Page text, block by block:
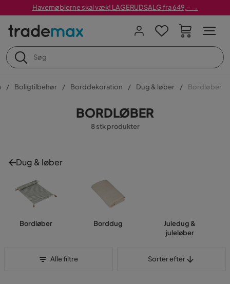
Havemøblerne skal væk! LAGERUDSALG fra 649,- →
Boligtilbehør Borddekoration Dug & løber Bordløber
BORDLØBER
8 stk produkter
Dug & løber
Bordløber Borddug
Juledug &
juleløber
Alle filtre Sorter efter